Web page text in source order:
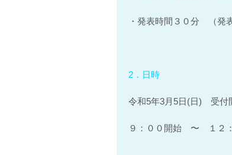
・発表時間３０分 （発
2．日時
令和5年3月5日(日) 受付
９：００開始 〜 １２